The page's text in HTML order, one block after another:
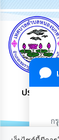
โปร่งใส
การ
จัด
ซื้อ
จัด
จ้าง
การ
คลัง
ก
ประชาช